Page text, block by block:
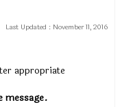
Last Updated : November 11, 2016
appropriate
message.